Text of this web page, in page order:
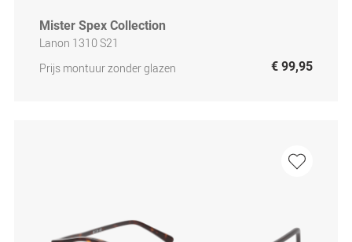
Mister Spex Collection
Lanon 1310 S21
Prijs montuur zonder glazen
€ 99,95